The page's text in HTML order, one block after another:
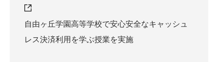
自由ヶ丘学園高等学校で安心安全なキャッシュ
レス決済利用を学ぶ授業を実施